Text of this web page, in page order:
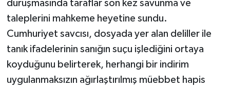
duruşmasında taraflar son kez savunma ve
taleplerini mahkeme heyetine sundu.
Cumhuriyet savcısı, dosyada yer alan deliller ile
tanık ifadelerinin sanığın suçu işlediğini ortaya
koyduğunu belirterek, herhangi bir indirim
uygulanmaksızın ağırlaştırılmış müebbet hapis